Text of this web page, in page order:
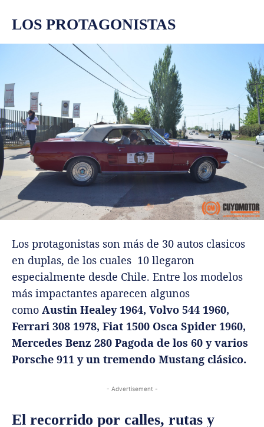
LOS PROTAGONISTAS
Los protagonistas son más de 30 autos clasicos
en duplas, de los cuales 10 llegaron
especialmente desde Chile. Entre los modelos
más impactantes aparecen algunos
como Austin Healey 1964, Volvo 544 1960,
Ferrari 308 1978, Fiat 1500 Osca Spider 1960,
Mercedes Benz 280 Pagoda de los 60 y varios
Porsche 911 y un tremendo Mustang clásico.
- Advertisement -
El recorrido por calles, rutas y